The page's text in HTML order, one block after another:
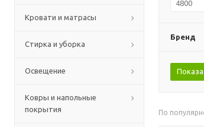
Кровати и матрасы
Стирка и уборка
Освещение
Ковры и напольные
покрытия
Бренд
По